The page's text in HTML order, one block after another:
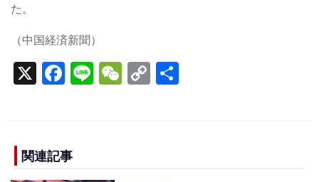
た。
（中国経済新聞）
X F
a
e
b
Li
n
W
e
C
o
関連記事